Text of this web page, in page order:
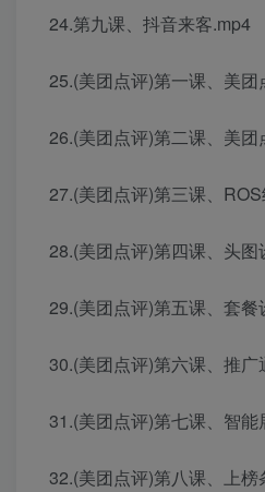
24.第九课、抖音来客.mp4
25.(美团点评)第一课、美
26.(美团点评)第二课、美
27.(美团点评)第三课、
28.(美团点评)第四课、头图
29.(美团点评)第五课、套餐
30.(美团点评)第六课、推广
31.(美团点评)第七课、智能
32.(美团点评)第八课、上榜